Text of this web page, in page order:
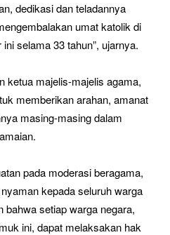
dedikasi dan teladannya
umat katolik di
selama 33 tahun”, ujarnya.
ketua majelis-majelis agama,
memberikan arahan, amanat
masing-masing dalam
pada moderasi beragama,
kepada seluruh warga
setiap warga negara,
ini, dapat melaksakan hak